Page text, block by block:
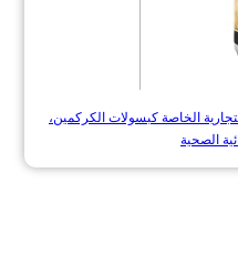
الخاصة كبسولات الكركمين،
الصحية